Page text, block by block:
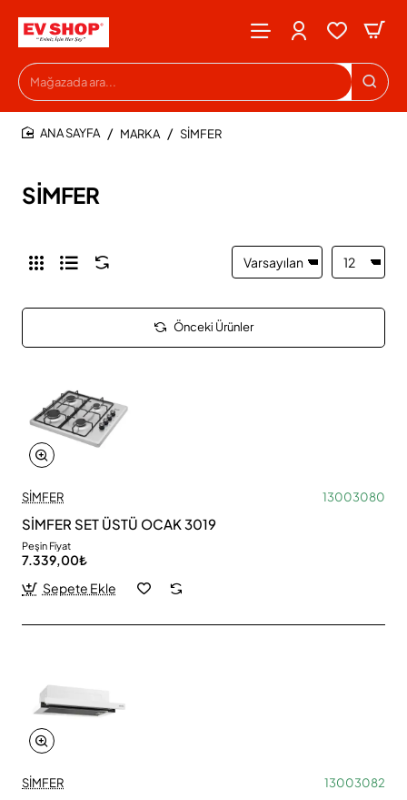
Mağazada
ara...
SİMFER
MARKA SİMFER
Önceki Ürünler
SİMFER 13003080
SİMFER SET ÜSTÜ OCAK 3019
Peşin Fiyat
7.339,00₺
Sepete Ekle
SİMFER 13003082